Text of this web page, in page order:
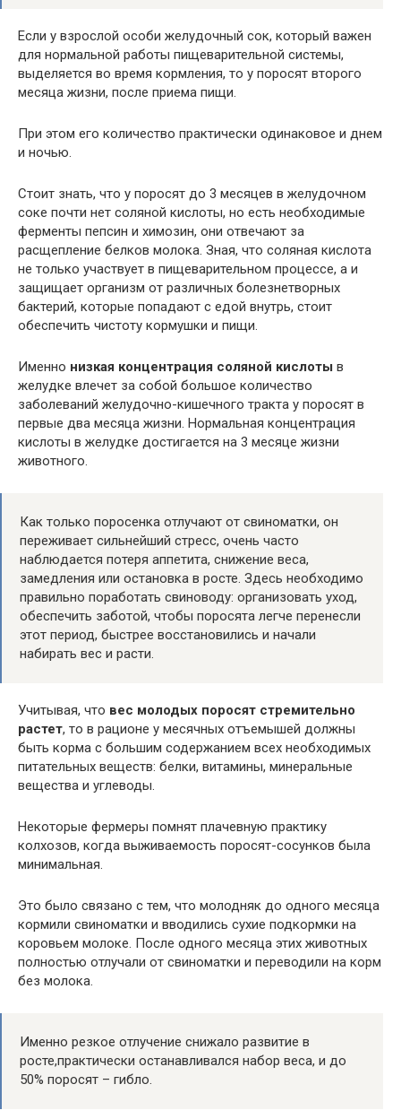
Если у взрослой особи желудочный сок, который важен
для нормальной работы пищеварительной системы,
выделяется во время кормления, то у поросят второго
месяца жизни, после приема пищи.
При этом его количество практически одинаковое и днем
и ночью.
Стоит знать, что у поросят до 3 месяцев в желудочном
соке почти нет соляной кислоты, но есть необходимые
ферменты пепсин и химозин, они отвечают за
расщепление белков молока. Зная, что соляная кислота
не только участвует в пищеварительном процессе, а и
защищает организм от различных болезнетворных
бактерий, которые попадают с едой внутрь, стоит
обеспечить чистоту кормушки и пищи.
Именно низкая концентрация соляной кислоты в
желудке влечет за собой большое количество
заболеваний желудочно-кишечного тракта у поросят в
первые два месяца жизни. Нормальная концентрация
кислоты в желудке достигается на 3 месяце жизни
животного.
Как только поросенка отлучают от свиноматки, он
переживает сильнейший стресс, очень часто
наблюдается потеря аппетита, снижение веса,
замедления или остановка в росте. Здесь необходимо
правильно поработать свиноводу: организовать уход,
обеспечить заботой, чтобы поросята легче перенесли
этот период, быстрее восстановились и начали
набирать вес и расти.
Учитывая, что вес молодых поросят стремительно
растет, то в рационе у месячных отъемышей должны
быть корма с большим содержанием всех необходимых
питательных веществ: белки, витамины, минеральные
вещества и углеводы.
Некоторые фермеры помнят плачевную практику
колхозов, когда выживаемость поросят-сосунков была
минимальная.
Это было связано с тем, что молодняк до одного месяца
кормили свиноматки и вводились сухие подкормки на
коровьем молоке. После одного месяца этих животных
полностью отлучали от свиноматки и переводили на корм
без молока.
Именно резкое отлучение снижало развитие в
росте,практически останавливался набор веса, и до
50% поросят – гибло.